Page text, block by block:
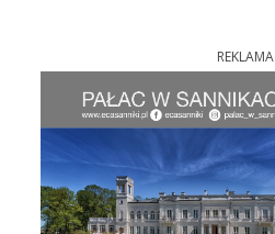
REKLAMA